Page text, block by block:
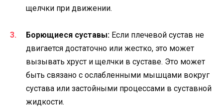
щелчки при движении.
Борющиеся суставы: Если плечевой сустав не
двигается достаточно или жестко, это может
вызывать хруст и щелчки в суставе. Это может
быть связано с ослабленными мышцами вокруг
сустава или застойными процессами в суставной
жидкости.